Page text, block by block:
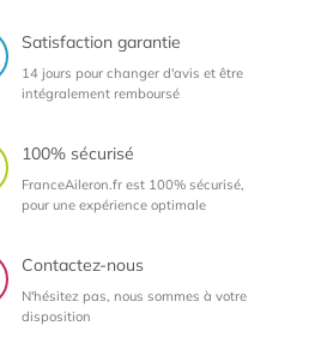
Satisfaction garantie
14 jours pour changer d'avis et être
intégralement remboursé
100% sécurisé
FranceAileron.fr est 100% sécurisé,
pour une expérience optimale
Contactez-nous
N'hésitez pas, nous sommes à votre
disposition